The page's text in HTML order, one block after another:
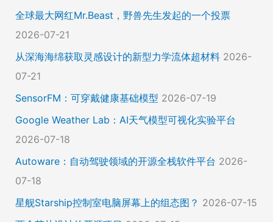
全球最大网红Mr.Beast，野兽先生发起的一个投票
2026-07-21
从深海海绵获取灵感设计的新型力学流体超材料 2026-
07-21
SensorFM：可穿戴健康基础模型 2026-07-19
Google Weather Lab：AI天气模型可视化实验平台
2026-07-18
Autoware：自动驾驶领域的开源全栈软件平台 2026-
07-18
星舰Starship控制室电脑屏幕上的组态图？ 2026-07-15